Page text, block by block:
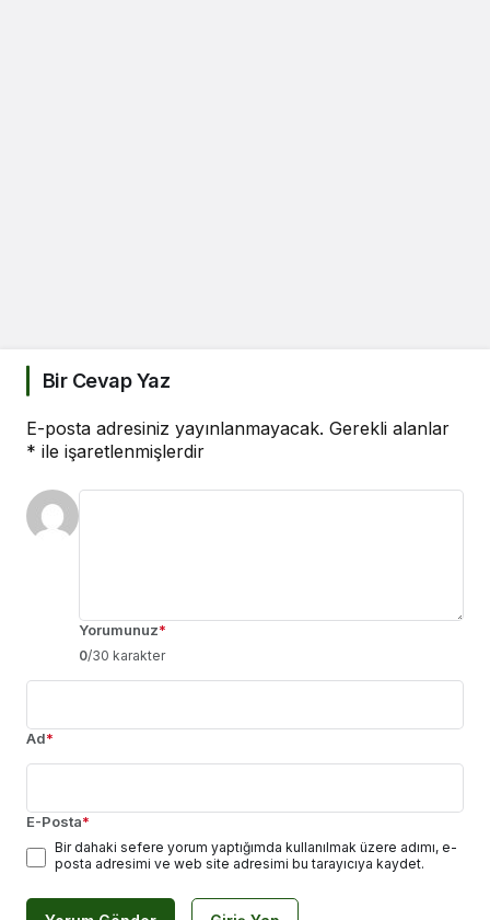
Bir Cevap Yaz
E-posta adresiniz yayınlanmayacak. Gerekli alanlar
* ile işaretlenmişlerdir
Yorumunuz*
0/30 karakter
Ad*
E-Posta*
Bir dahaki sefere yorum yaptığımda kullanılmak üzere adımı, e-
posta adresimi ve web site adresimi bu tarayıcıya kaydet.